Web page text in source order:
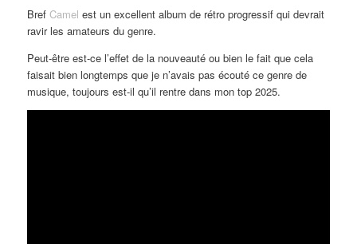
BrefCamel est un excellent album de rétro progressif qui devrait
ravir les amateurs du genre.
Peut-être est-ce l’effet de la nouveauté ou bien le fait que cela
faisait bien longtemps que je n’avais pas écouté ce genre de
musique, toujours est-il qu’il rentre dans mon top 2025.